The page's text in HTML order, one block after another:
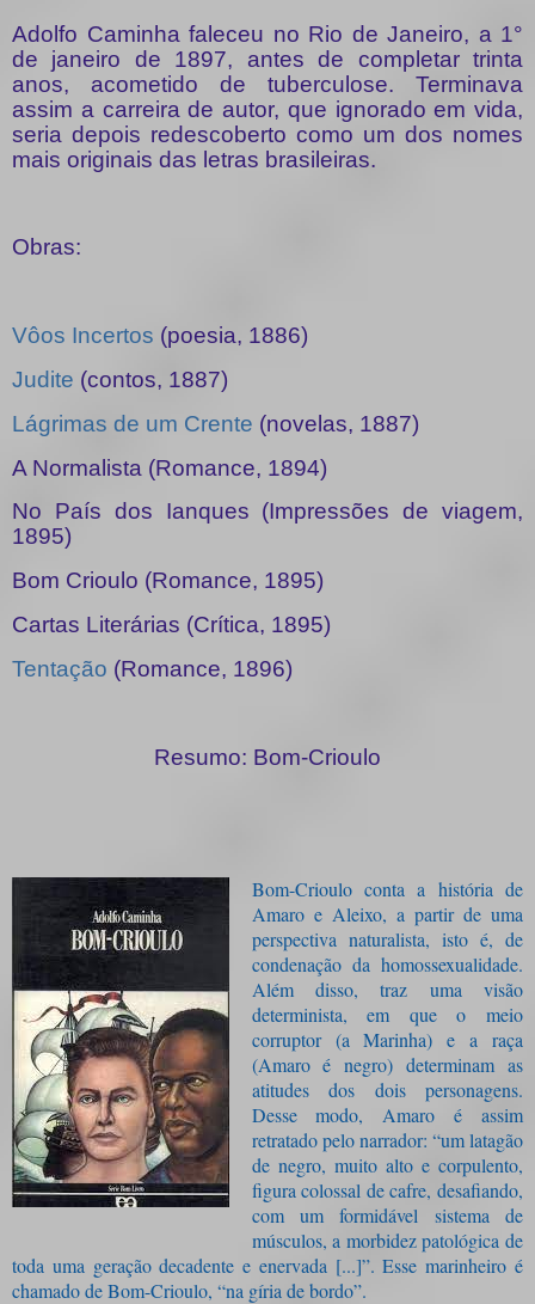
Adolfo Caminha faleceu no Rio de Janeiro, a 1°
de janeiro de 1897, antes de completar trinta
anos, acometido de tuberculose. Terminava
assim a carreira de autor, que ignorado em vida,
seria depois redescoberto como um dos nomes
mais originais das letras brasileiras.
Obras:
Vôos Incertos (poesia, 1886)
Judite (contos, 1887)
Lágrimas de um Crente (novelas, 1887)
A Normalista (Romance, 1894)
No País dos Ianques (Impressões de viagem,
1895)
Bom Crioulo (Romance, 1895)
Cartas Literárias (Crítica, 1895)
Tentação (Romance, 1896)
Resumo: Bom-Crioulo
Bom-Crioulo conta a história de
Amaro e Aleixo, a partir de uma
perspectiva naturalista, isto é, de
condenação da homossexualidade.
Além disso, traz uma visão
determinista, em que o meio
corruptor (a Marinha) e a raça
(Amaro é negro) determinam as
atitudes dos dois personagens.
Desse modo, Amaro é assim
retratado pelo narrador: “um latagão
de negro, muito alto e corpulento,
figura colossal de cafre, desafiando,
com um formidável sistema de
músculos, a morbidez patológica de
toda uma geração decadente e enervada [...]”. Esse marinheiro é
chamado de Bom-Crioulo, “na gíria de bordo”.